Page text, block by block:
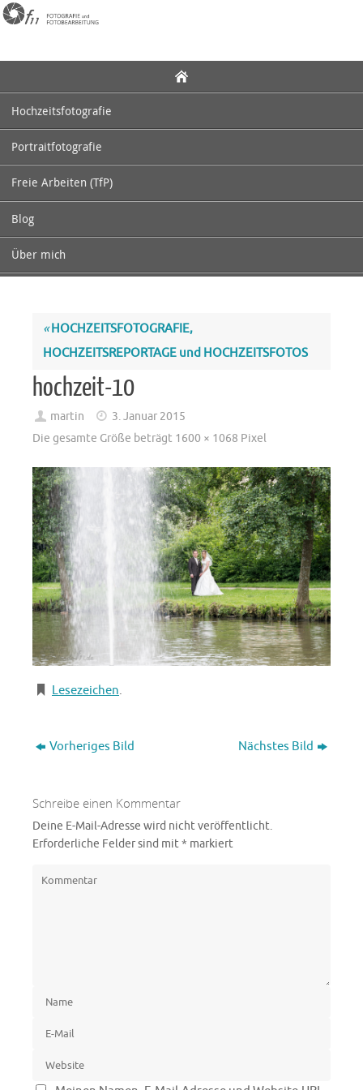
Zum
Inhalt
Hochzeitsfotografie
Portraitfotografie
Freie Arbeiten (TfP)
Blog
Über mich
«HOCHZEITSFOTOGRAFIE,
HOCHZEITSREPORTAGE und HOCHZEITSFOTOS
hochzeit-10
martin
3. Januar 2015
Die gesamte Größe beträgt 1600 × 1068 Pixel
Lesezeichen.
Vorheriges Bild Nächstes Bild
Schreibe einen Kommentar
Deine E-Mail-Adresse wird nicht veröffentlicht.
Erforderliche Felder sind mit* markiert